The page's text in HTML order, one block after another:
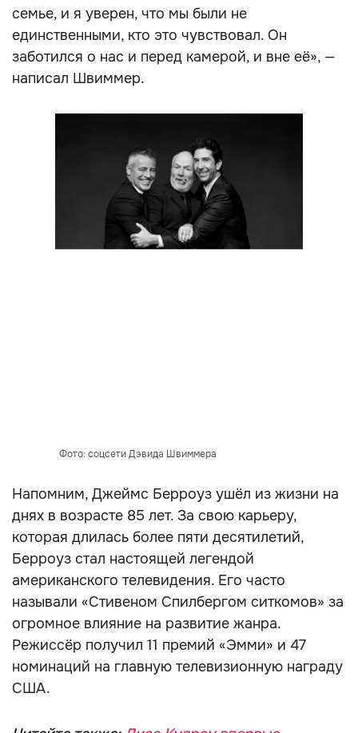
семье, и я уверен, что мы были не
единственными, кто это чувствовал. Он
заботился о нас и перед камерой, и вне её», —
написал Швиммер.
Фото: соцсети Дэвида Швиммера
Напомним, Джеймс Берроуз ушёл из жизни на
днях в возрасте 85 лет. За свою карьеру,
которая длилась более пяти десятилетий,
Берроуз стал настоящей легендой
американского телевидения. Его часто
называли «Стивеном Спилбергом ситкомов» за
огромное влияние на развитие жанра.
Режиссёр получил 11 премий «Эмми» и 47
номинаций на главную телевизионную награду
США.